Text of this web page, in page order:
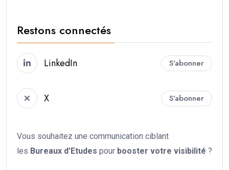
Restons connectés
LinkedIn S'abonner
X S'abonner
Vous souhaitez une communication ciblant
les Bureaux d’Etudes pour booster votre visibilité ?